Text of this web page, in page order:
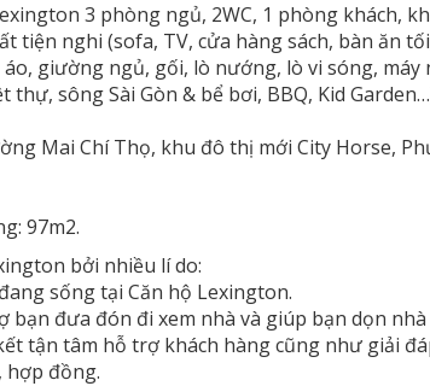
3 phòng ngủ, 2WC, 1 phòng khách,
tiện nghi (sofa, TV, cửa hàng sách, bàn ăn
giường ngủ, gối, lò nướng, lò vi sóng, máy
thự, sông Sài Gòn & bể bơi, BBQ, Kid
Mai Chí Thọ, khu đô thị mới City Horse,
97m2.
bởi nhiều lí do:
sống tại Căn hộ Lexington.
bạn đưa đón đi xem nhà và giúp bạn dọn nhà
tận tâm hỗ trợ khách hàng cũng như giải
hợp đồng.